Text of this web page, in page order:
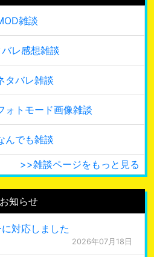
雑談
レ感想雑談
タバレ雑談
ォトモード画像雑談
んでも雑談
>>雑談ページをもっと見る
お知らせ
対応しました
2026年07月18日